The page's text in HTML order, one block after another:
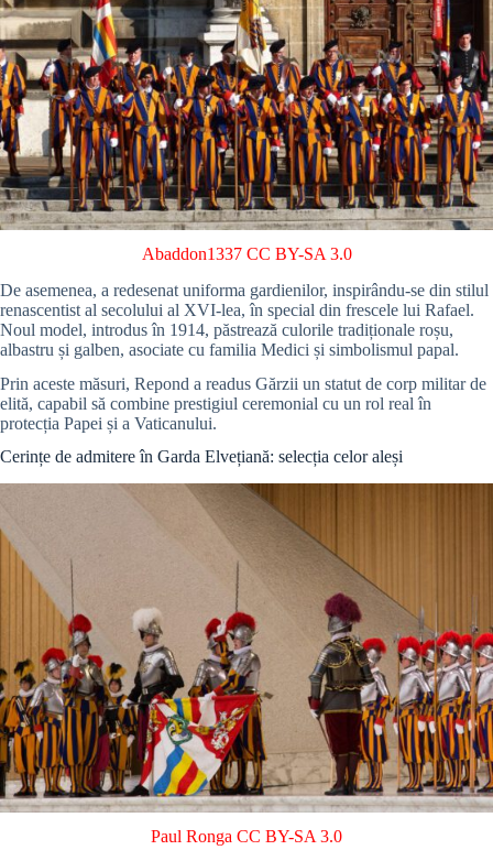
Abaddon1337 CC BY-SA 3.0
De asemenea, a redesenat uniforma gardienilor, inspirându-se din stilul
renascentist al secolului al XVI-lea, în special din frescele lui Rafael.
Noul model, introdus în 1914, păstrează culorile tradiționale roșu,
albastru și galben, asociate cu familia Medici și simbolismul papal.
Prin aceste măsuri, Repond a readus Gărzii un statut de corp militar de
elită, capabil să combine prestigiul ceremonial cu un rol real în
protecția Papei și a Vaticanului.
Cerințe de admitere în Garda Elvețiană: selecția celor aleși
Paul Ronga CC BY-SA 3.0